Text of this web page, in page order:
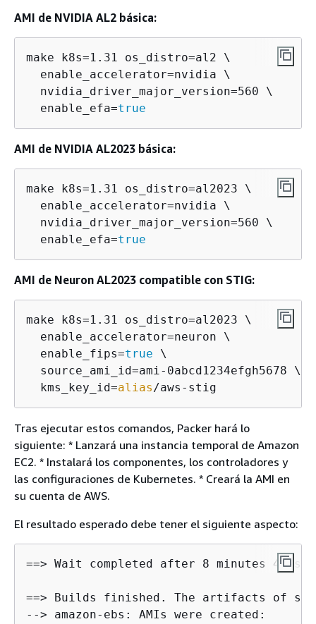
AMI de NVIDIA AL2 básica:
make k8s=1.31 os_distro=al2 \
  enable_accelerator=nvidia \
  nvidia_driver_major_version=560 \
  enable_efa=
true
AMI de NVIDIA AL2023 básica:
make k8s=1.31 os_distro=al2023 \
  enable_accelerator=nvidia \
  nvidia_driver_major_version=560 \
  enable_efa=
true
AMI de Neuron AL2023 compatible con STIG:
make k8s=1.31 os_distro=al2023 \
  enable_accelerator=neuron \
  enable_fips=
true \
  source_ami_id=ami-0abcd1234efgh5678 \
  kms_key_id=
alias/aws-stig
Tras ejecutar estos comandos, Packer hará lo
siguiente: * Lanzará una instancia temporal de Amazon
EC2. * Instalará los componentes, los controladores y
las configuraciones de Kubernetes. * Creará la AMI en
su cuenta de AWS.
El resultado esperado debe tener el siguiente aspecto:
==> Wait completed after 8 minutes 42
==> Builds finished. The artifacts of
--> amazon-ebs: AMIs were created: